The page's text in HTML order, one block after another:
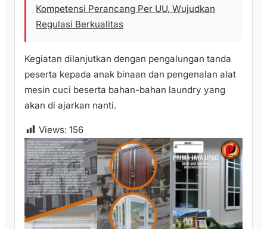
Kompetensi Perancang Per UU, Wujudkan
Regulasi Berkualitas
Kegiatan dilanjutkan dengan pengalungan tanda
peserta kepada anak binaan dan pengenalan alat
mesin cuci beserta bahan-bahan laundry yang
akan di ajarkan nanti.
Views: 156